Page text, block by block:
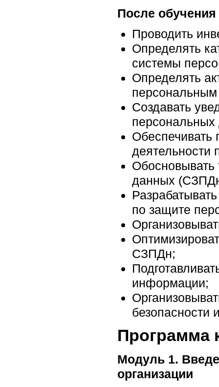
После
Проводить
Определять
системы
Определять
Создавать
Обеспечивать
деятельности
Обосновывать
данных
по защите
СЗПДн;
информации;
безопасности
Программа
Модуль 1.
организации